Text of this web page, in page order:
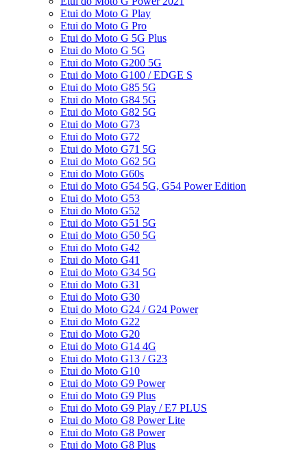
Etui do Moto G Play
Etui do Moto G Pro
Etui do Moto G 5G Plus
Etui do Moto G 5G
Etui do Moto G200 5G
Etui do Moto G100 / EDGE S
Etui do Moto G85 5G
Etui do Moto G84 5G
Etui do Moto G82 5G
Etui do Moto G73
Etui do Moto G72
Etui do Moto G71 5G
Etui do Moto G62 5G
Etui do Moto G60s
Etui do Moto G54 5G, G54 Power Edition
Etui do Moto G53
Etui do Moto G52
Etui do Moto G51 5G
Etui do Moto G50 5G
Etui do Moto G42
Etui do Moto G41
Etui do Moto G34 5G
Etui do Moto G31
Etui do Moto G30
Etui do Moto G24 / G24 Power
Etui do Moto G22
Etui do Moto G20
Etui do Moto G14 4G
Etui do Moto G13 / G23
Etui do Moto G10
Etui do Moto G9 Power
Etui do Moto G9 Plus
Etui do Moto G9 Play / E7 PLUS
Etui do Moto G8 Power Lite
Etui do Moto G8 Power
Etui do Moto G8 Plus